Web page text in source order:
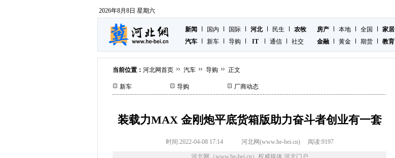
2026年8月8日 星期六
新闻 国内 国际 河北 民生
农牧
汽车
新车 导购 IT 通信 社交
房产 本地 全国 家居
金融
黄金 期货 教育
当前位置： 河北网首页 汽车 导购 正文
新车 导购 厂商动态
装载力MAX 金刚炮平底货箱版助力奋斗者创业有一套
时间:2022-04-08 17:14 河北网(www.he-bei.cn) 阅读:9197
河北网（www.he-bei.cn）权威媒体 河北门户